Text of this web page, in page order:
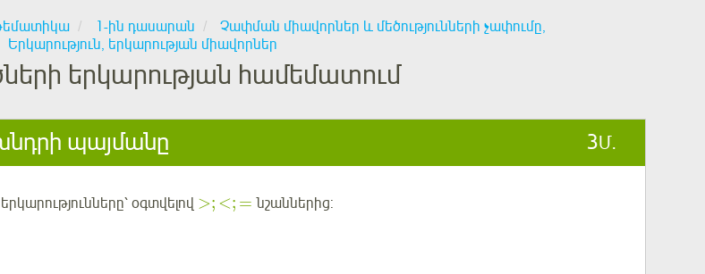
1-ին դասարան
Չափման միավորներ և մեծությունների չափումը,
Երկարություն, երկարության միավորներ
երկարության համեմատում
պայմանը 3Մ.
օգտվելով >; <; = նշաններից: